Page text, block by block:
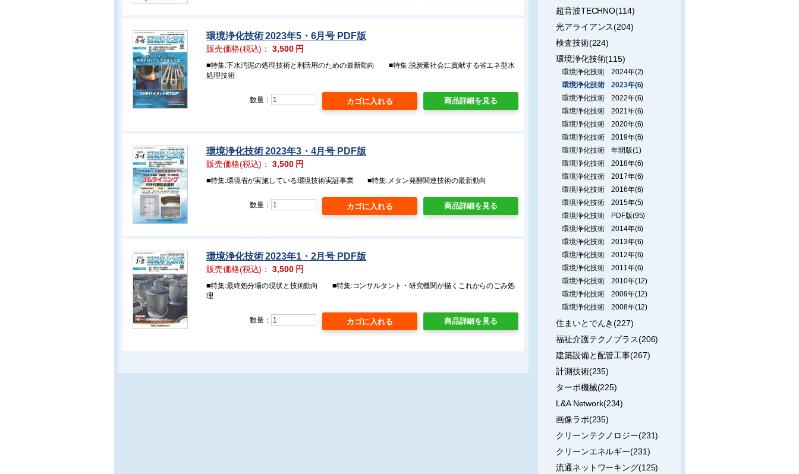
環境浄化技術 2023年5・6月号 PDF版
販売価格(税込)：3,500円
■特集:下水汚泥の処理技術と利活用のための最新動向 ■特集:脱炭素社会に貢献する省エネ型水
処理技術
商品詳細を見る
数量：
環境浄化技術 2023年3・4月号 PDF版
販売価格(税込)：3,500円
■特集:環境省が実施している環境技術実証事業 ■特集:メタン発酵関連技術の最新動向
商品詳細を見る
数量：
環境浄化技術 2023年1・2月号 PDF版
販売価格(税込)：3,500円
■特集:最終処分場の現状と技術動向 ■特集:コンサルタント・研究機関が描くこれからのごみ処
理
商品詳細を見る
数量：
超音波TECHNO(114)
光アライアンス(204)
検査技術(224)
環境浄化技術(115)
環境浄化技術 2024年(2)
環境浄化技術 2023年(6)
環境浄化技術 2022年(6)
環境浄化技術 2021年(6)
環境浄化技術 2020年(6)
環境浄化技術 2019年(6)
環境浄化技術 年間版(1)
環境浄化技術 2018年(6)
環境浄化技術 2017年(6)
環境浄化技術 2016年(6)
環境浄化技術 2015年(5)
環境浄化技術 PDF版(95)
環境浄化技術 2014年(6)
環境浄化技術 2013年(6)
環境浄化技術 2012年(6)
環境浄化技術 2011年(6)
環境浄化技術 2010年(12)
環境浄化技術 2009年(12)
環境浄化技術 2008年(12)
住まいとでんき(227)
福祉介護テクノプラス(206)
建築設備と配管工事(267)
計測技術(235)
ターボ機械(225)
L&A Network(234)
画像ラボ(235)
クリーンテクノロジー(231)
クリーンエネルギー(231)
流通ネットワーキング(125)